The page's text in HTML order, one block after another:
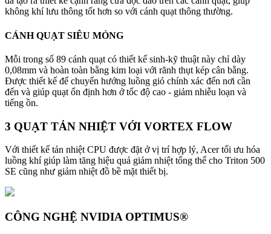
không khí lưu thông tốt hơn so với cánh quạt thông thường.
CÁNH QUẠT SIÊU MỎNG
Mỗi trong số 89 cánh quạt có thiết kế sinh-kỹ thuật này chỉ dày
0,08mm và hoàn toàn bằng kim loại với rãnh thụt kép cân bằng.
Được thiết kế để chuyển hướng luồng gió chính xác đến nơi cần
đến và giúp quạt ổn định hơn ở tốc độ cao - giảm nhiễu loạn và
tiếng ồn.
3 QUẠT TẢN NHIỆT VỚI VORTEX FLOW
Với thiết kế tản nhiệt CPU được đặt ở vị trí hợp lý, Acer tối ưu hóa
luồng khí giúp làm tăng hiệu quả giảm nhiệt tổng thể cho Triton 500
SE cũng như giảm nhiệt đồ bề mặt thiết bị.
CÔNG NGHỆ NVIDIA OPTIMUS®